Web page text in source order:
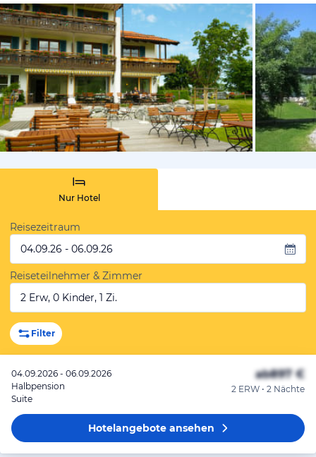
von
Nur Hotel
Reisezeitraum
04.09.26 - 06.09.26
Reiseteilnehmer & Zimmer
2 Erw, 0 Kinder, 1 Zi.
Filter
04.09.2026 - 06.09.2026
Halbpension
Suite
ab897 €
2 ERW • 2 Nächte
Hotelangeboteansehen